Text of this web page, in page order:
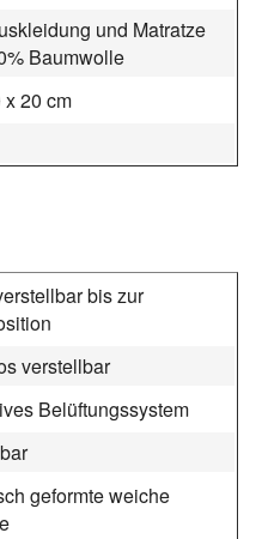
und Matratze
Baumwolle
20 cm
bis zur
verstellbar
Belüftungssystem
geformte weiche